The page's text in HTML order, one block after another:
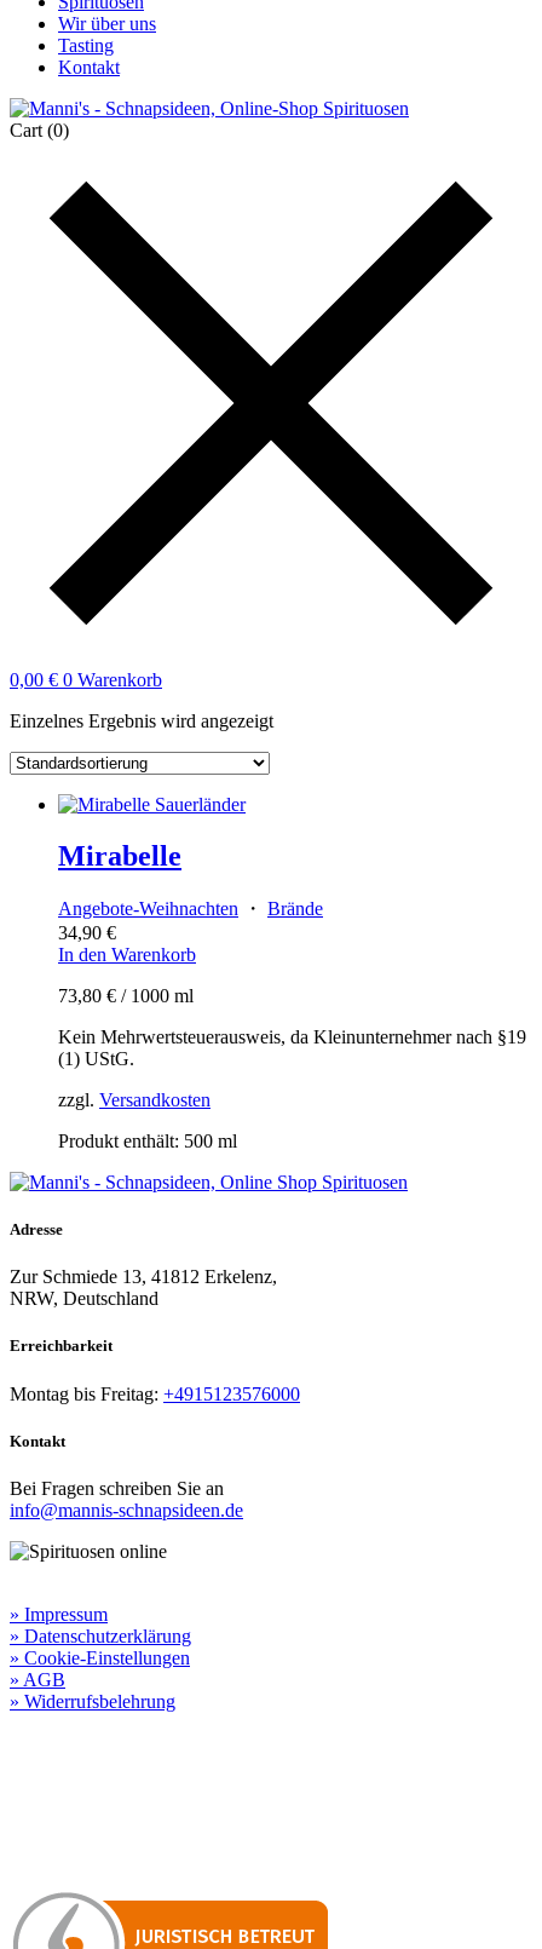
Wir über uns
Tasting
Kontakt
Cart (0)
0,00 € 0 Warenkorb
Einzelnes Ergebnis wird angezeigt
Mirabelle
Angebote-Weihnachten ・ Brände
34,90 €
In den Warenkorb
73,80 € / 1000 ml
Kein Mehrwertsteuerausweis, da Kleinunternehmer nach §19
(1) UStG.
zzgl. Versandkosten
Produkt enthält: 500 ml
Adresse
Zur Schmiede 13, 41812 Erkelenz,
NRW, Deutschland
Erreichbarkeit​
Montag bis Freitag: +4915123576000
Kontakt
Bei Fragen schreiben Sie an
info@mannis-schnapsideen.de
» Impressum
» Datenschutzerklärung
» Cookie-Einstellungen
» AGB
» Widerrufsbelehrung